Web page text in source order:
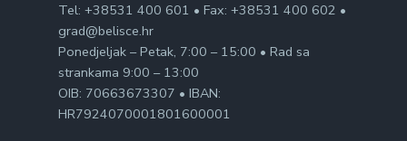
Tel: +38531 400 601 • Fax: +38531 400 602 •
grad@belisce.hr
Ponedjeljak – Petak, 7:00 – 15:00 • Rad sa
strankama 9:00 – 13:00
OIB: 70663673307 • IBAN:
HR7924070001801600001